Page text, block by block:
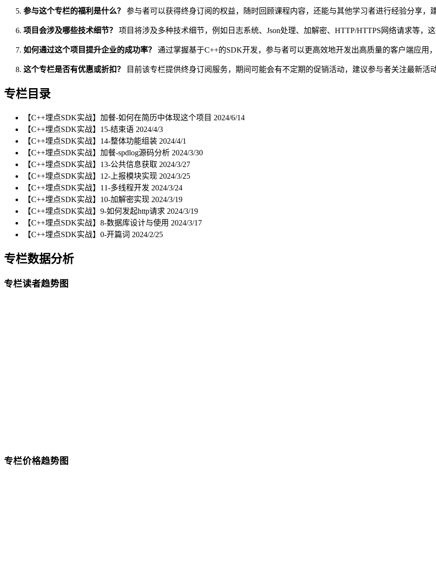
参与这个专栏的福利是什么？ 参与者可以获得终身订阅的权益，随时回顾课程内容，还能与其他学习者进行经验分享，
项目会涉及哪些技术细节？ 项目将涉及多种技术细节，例如日志系统、Json处理、加解密、HTTP/HTTPS网络请求等，
如何通过这个项目提升企业的成功率？ 通过掌握基于C++的SDK开发，参与者可以更高效地开发出高质量的客户端应用
这个专栏是否有优惠或折扣？ 目前该专栏提供终身订阅服务，期间可能会有不定期的促销活动，建议参与者关注最新活
专栏目录
【C++埋点SDK实战】加餐-如何在简历中体现这个项目 2024/6/14
【C++埋点SDK实战】15-结束语 2024/4/3
【C++埋点SDK实战】14-整体功能组装 2024/4/1
【C++埋点SDK实战】加餐-spdlog源码分析 2024/3/30
【C++埋点SDK实战】13-公共信息获取 2024/3/27
【C++埋点SDK实战】12-上报模块实现 2024/3/25
【C++埋点SDK实战】11-多线程开发 2024/3/24
【C++埋点SDK实战】10-加解密实现 2024/3/19
【C++埋点SDK实战】9-如何发起http请求 2024/3/19
【C++埋点SDK实战】8-数据库设计与使用 2024/3/17
【C++埋点SDK实战】0-开篇词 2024/2/25
专栏数据分析
专栏读者趋势图
专栏价格趋势图